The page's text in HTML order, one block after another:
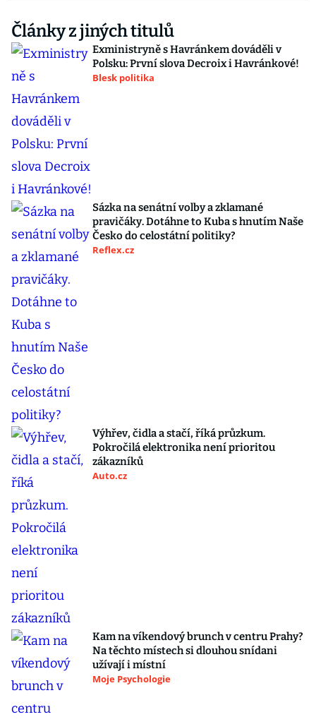
Články z jiných titulů
Exministryně s Havránkem dováděli v
Polsku: První slova Decroix i Havránkové!
Blesk politika
Sázka na senátní volby a zklamané
pravičáky. Dotáhne to Kuba s hnutím Naše
Česko do celostátní politiky?
Reflex.cz
Výhřev, čidla a stačí, říká průzkum.
Pokročilá elektronika není prioritou
zákazníků
Auto.cz
Kam na víkendový brunch v centru Prahy?
Na těchto místech si dlouhou snídani
užívají i místní
Moje Psychologie